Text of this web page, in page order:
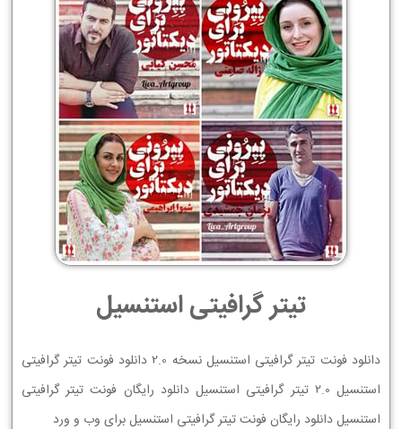
تیتر گرافیتی استنسیل
دانلود فونت تیتر گرافیتی استنسیل نسخه 2.0 دانلود فونت تیتر گرافیتی
استنسیل 2.0 تیتر گرافیتی استنسیل دانلود رایگان فونت تیتر گرافیتی
استنسیل دانلود رایگان فونت تیتر گرافیتی استنسیل برای وب و ورد